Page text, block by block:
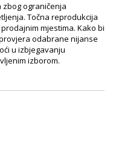
ograničenja
Točna reprodukcija
mjestima. Kako bi
odabrane nijanse
u izbjegavanju
izborom.